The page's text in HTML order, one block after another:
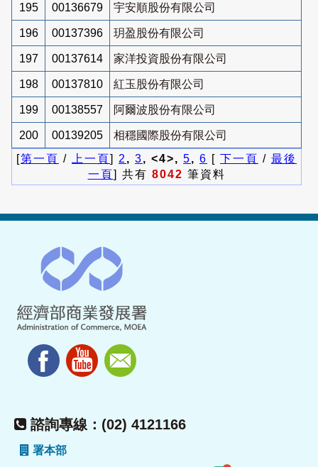
195 00136679 宇安順股份有限公司
196 00137396 玥盈股份有限公司
197 00137614 家洋投資股份有限公司
198 00137810 紅玉股份有限公司
199 00138557 阿爾波股份有限公司
200 00139205
相穩國際股份有限公司
[第一頁 / 上一頁] 2 , 3, <4>, 5, 6 [ 下一頁 / 最後
一頁] 共有 8042 筆資料
諮詢專線：(02) 4121166
署本部